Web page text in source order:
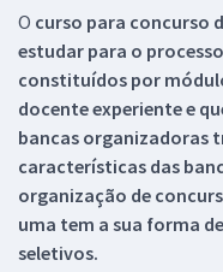
O curso para concurso
estudar para o
constituídos por
docente experiente e
bancas organizadoras
características das
organização de
uma tem a sua forma
seletivos.